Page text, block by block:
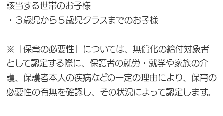
該当する世帯のお子様
・３歳児から５歳児クラスまでのお子様
※「保育の必要性」については、無償化の給付対象者
として認定する際に、保護者の就労・就学や家族の介
護、保護者本人の疾病などの一定の理由により、保育の
必要性の有無を確認し、その状況によって認定します。